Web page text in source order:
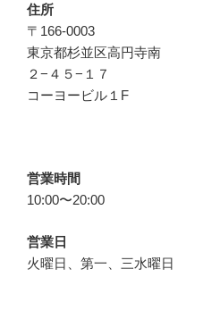
住所
〒166-0003
東京都杉並区高円寺南
２−４５−１７
コーヨービル１F
営業時間
10:00〜20:00
営業日
火曜日、第一、三水曜日